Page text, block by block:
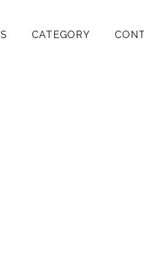
CATEGORY